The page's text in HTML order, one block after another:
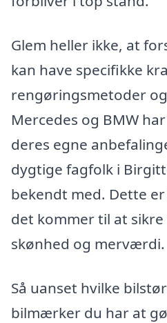
Glem heller ikke, at
kan have specifikke
rengøringsmetoder
Mercedes og BMW
deres egne
dygtige fagfolk i
bekendt med. Dette
det kommer til at
skønhed og merværdi.
Så uanset hvilke
bilmærker du har at